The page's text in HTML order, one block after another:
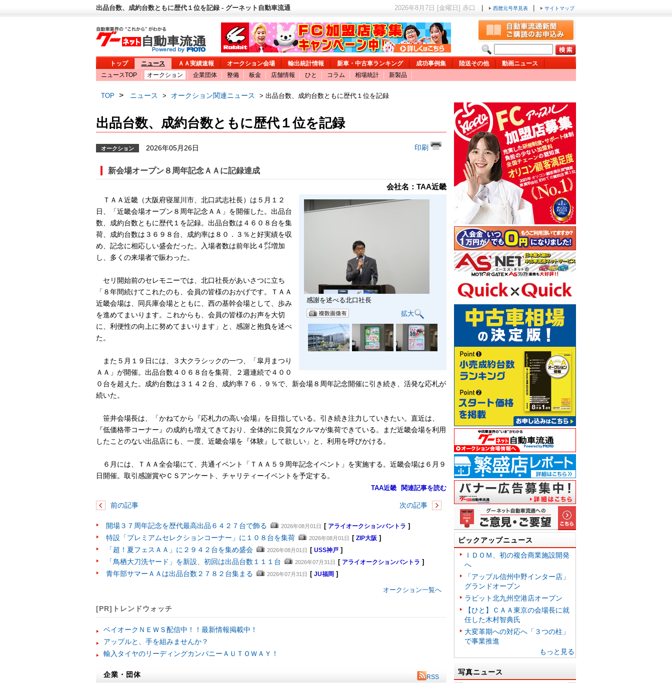
出品台数、成約台数ともに歴代１位を記録 - グーネット自動車流通 2026年8月7日 [金曜日] 赤口 西暦元号早見表 サイトマップ
トップ ニュース ＡＡ実績速報 オークション会場 輸出統計情報 新車・中古車ランキング 成功事例集 陸送その他
動画ニュース
ニュースTOP
オークション 企業団体 整備 板金 店舗情報 ひと コラム 相場統計 新製品
TOP > ニュース > オークション関連ニュース > 出品台数、成約台数ともに歴代１位を記録
出品台数、成約台数ともに歴代１位を記録
オークション 2026年05月26日 印刷
新会場オープン８周年記念ＡＡに記録達成
会社名：TAA近畿
感謝を述べる北口社長
拡大
ＴＡＡ近畿（大阪府寝屋川市、北口武志社長）は５月１２
日、「近畿会場オープン８周年記念ＡＡ」を開催した。出品台
数、成約台数ともに歴代１を記録。出品台数は４６０８台を集
荷、成約台数は３６９８台、成約率は８０．３％と好実績を収
め、記念に相応しい盛会だった。入場者数は前年比４㌽増加
し、多くの来場者で賑わった。
セリ開始前のセレモニーでは、北口社長があいさつに立ち
「８年間続けてこれたのも、会員の皆様のおかげです。ＴＡＡ
近畿会場は、同兵庫会場とともに、西の基幹会場として、歩み
を進めてまいります。これからも、会員の皆様のお声を大切
に、利便性の向上に努めてまいります」と、感謝と抱負を述べ
た。
また５月１９日には、３大クラシックの一つ、「皐月まつり
ＡＡ」が開催。出品台数４０６８台を集荷、２週連続で４００
０台を超えた。成約台数は３１４２台、成約率７６．９％で、新会場８周年記念開催に引き続き、活発な応札が
続いた。
笹井会場長は、「かねてから『応札力の高い会場』を目指している。引き続き注力していきたい。直近は、
『低価格帯コーナー』の成約も増えてきており、全体的に良質なクルマが集荷できている。まだ近畿会場を利用
したことのない出品店にも、一度、近畿会場を『体験』して欲しい」と、利用を呼びかける。
６月には、ＴＡＡ全会場にて、共通イベント「ＴＡＡ５９周年記念イベント」を実施する。近畿会場は６月９
日開催。取引感謝賞やＣＳアンケート、チャリティーイベントを予定する。
TAA近畿 関連記事を読む
前の記事 次の記事
開場３７周年記念を歴代最高出品６４２７台で飾る 2026年08月01日 [ アライオークションバントラ ]
特設「プレミアムセレクションコーナー」に１０８台を集荷 2026年08月01日 [ ZIP大阪 ]
「超！夏フェスＡＡ」に２９４２台を集め盛会 2026年08月01日 [ USS神戸 ]
「鳥栖大刀洗ヤード」を新設、初回は出品台数１１１台 2026年07月31日 [ アライオークションバントラ ]
青年部サマーＡＡは出品台数２７８２台集まる 2026年07月31日 [ JU福岡 ]
オークション一覧へ
[PR]トレンドウォッチ
ベイオークＮＥＷＳ配信中！！最新情報掲載中！
アップルと、手を組みませんか？
輸入タイヤのリーディングカンパニーＡＵＴＯＷＡＹ！
企業・団体 RSS
ピックアップニュース
ＩＤＯＭ、初の複合商業施設開発
へ
「アップル信州中野インター店」
グランドオープン
ラビット北九州空港店オープン
【ひと】ＣＡＡ東京の会場長に就
任した木村智典氏
大変革期への対応へ「３つの柱」
で事業推進
もっと見る
写真ニュース